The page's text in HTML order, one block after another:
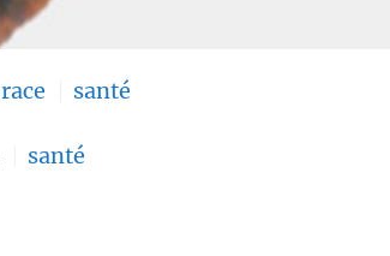
race santé
santé